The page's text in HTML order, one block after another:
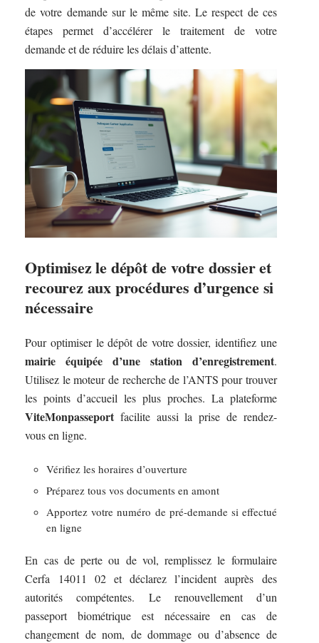
de votre demande sur le même site. Le respect de ces
étapes permet d’accélérer le traitement de votre
demande et de réduire les délais d’attente.
Optimisez le dépôt de votre dossier et
recourez aux procédures d’urgence si
nécessaire
Pour optimiser le dépôt de votre dossier, identifiez une
mairie équipée d’une station d’enregistrement.
Utilisez le moteur de recherche de l’ANTS pour trouver
les points d’accueil les plus proches. La plateforme
ViteMonpasseport facilite aussi la prise de rendez-
vous en ligne.
Vérifiez les horaires d’ouverture
Préparez tous vos documents en amont
Apportez votre numéro de pré-demande si effectué
en ligne
En cas de perte ou de vol, remplissez le formulaire
Cerfa 14011 02 et déclarez l’incident auprès des
autorités compétentes. Le renouvellement d’un
passeport biométrique est nécessaire en cas de
changement de nom, de dommage ou d’absence de